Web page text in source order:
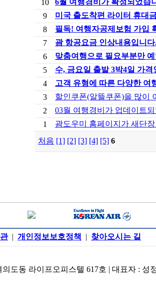
10
6월 여행경비가 확정되었습
9
미국 출도착편 라이터 휴대
8
필독! 여행자공제보험 가입
7
괌 항공요금 인상내용입니
6
맞춤여행으로 필요부분만
5
수, 금요일 출발 3박4일 가격
4
고객 유형에 따른 다양한 여
3
할인쿠폰(알뜰쿠폰)을 많이
2
03월 여행경비가 업데이트
1
괌도우미 홈페이지가 새단
처음 [1] [2] [3] [4] [5] 6
| 개인정보보호정책 | 찾아오시는 길
도동 라이프오피스텔 617호 | 대표자 : 성